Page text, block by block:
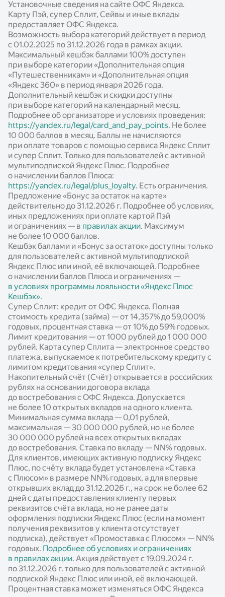
Готовые модули
Документация по работе с сервисами
Опыт наших партнёров
Новости
Статьи
Калькуляторы
Установочные сведения на сайте ОФС Яндекса.
Карту Пэй, супер Сплит, Сейвы и иные вклады
предоставляет ОФС Яндекса.
Возможность выбора категорий действует в период
с 01.02.2025 по 31.12.2026 года в рамках акции.
Максимальный кешбэк баллами 100% доступен
при выборе категории «Дополнительная опция
«Путешественникам» и «Дополнительная опция
«Яндекс 360» в период января 2026 года.
Дополнительный кешбэк и скидки доступны
при выборе категорий на календарный месяц.
Подробнее об организаторе и условиях проведения:
https://yandex.ru/legal/card_and_pay_points. Не более
10 000 баллов в месяц. Баллы не начисляются
при оплате товаров с помощью сервиса Яндекс Сплит
и супер Сплит. Только для пользователей с активной
мультиподпиской Яндекс Плюс. Подробнее
о начислении баллов Плюса:
https://yandex.ru/legal/plus_loyalty. Есть ограничения.
Предложение «Бонус за остаток на карте»
действительно до 31.12.2026 г. Подробнее об условиях,
иных предложениях при оплате картой Пэй
и ограничениях — в правилах акции. Максимум
не более 10 000 баллов.
Кешбэк баллами и «Бонус за остаток» доступны только
для пользователей с активной мультиподпиской
Яндекс Плюс или иной, её включающей. Подробнее
о начислении баллов Плюса и ограничениях —
в условиях программы лояльности «Яндекс Плюс
Кешбэк».
Супер Сплит: кредит от ОФС Яндекса. Полная
стоимость кредита (займа) — от 14,357% до 59,000%
годовых, процентная ставка — от 10% до 59% годовых.
Лимит кредитования — от 1000 рублей до 1 000 000
рублей. Карта супер Сплита — электронное средство
платежа, выпускаемое к потребительскому кредиту с
лимитом кредитования «супер Сплит».
Накопительный счёт (Счёт) открывается в российских
рублях на основании договора вклада
до востребования с ОФС Яндекса. Допускается
не более 10 открытых вкладов на одного клиента.
Минимальная сумма вклада — 0,01 рублей,
максимальная — 30 000 000 рублей, но не более
30 000 000 рублей на всех открытых вкладах
до востребования. Ставка по вкладу — NN% годовых.
Для клиентов, имеющих активную подписку Яндекс
Плюс, по счёту вклада будет установлена «Ставка
с Плюсом» в размере NN% годовых, а для впервые
открывших вклад до 31.12.2026 г., на срок не более 62
дней с даты предоставления клиенту первых
реквизитов счёта вклада, но не ранее даты
оформления подписки Яндекс Плюс (если на момент
получения реквизитов у клиента отсутствует
подписка), действует «Промоставка с Плюсом» — NN%
годовых. Подробнее об условиях и ограничениях
в правилах акции. Акция действует c 19.09.2024 г.
по 31.12.2026 г. только для пользователей с активной
подпиской Яндекс Плюс или иной, её включающей.
Процентная ставка может изменяться ОФС Яндекса